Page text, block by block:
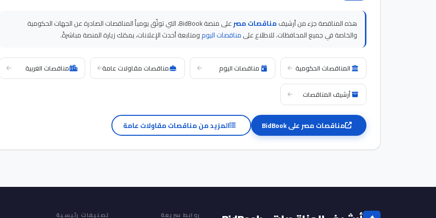
هذه المناقصة جزء من أرشيفمناقصات مصر
على منصة BidBook، التي توثّق يومياً المناقصات الصادرة عن الجهات الحكومية
والخاصة في جميع المحافظات. للاطلاع علىمناقصات اليومومتابعة أحدث الإعلانات، يمكنك زيارة المنصة مباشرةً.
المناقصات الحكومية مناقصات اليوم مناقصات مقاولات عامة مناقصات الغربية
أرشيف المناقصات
مناقصات مصر على BidBook المزيد من مناقصات مقاولات عامة
روابط سريعة تصنيفات رئيسية